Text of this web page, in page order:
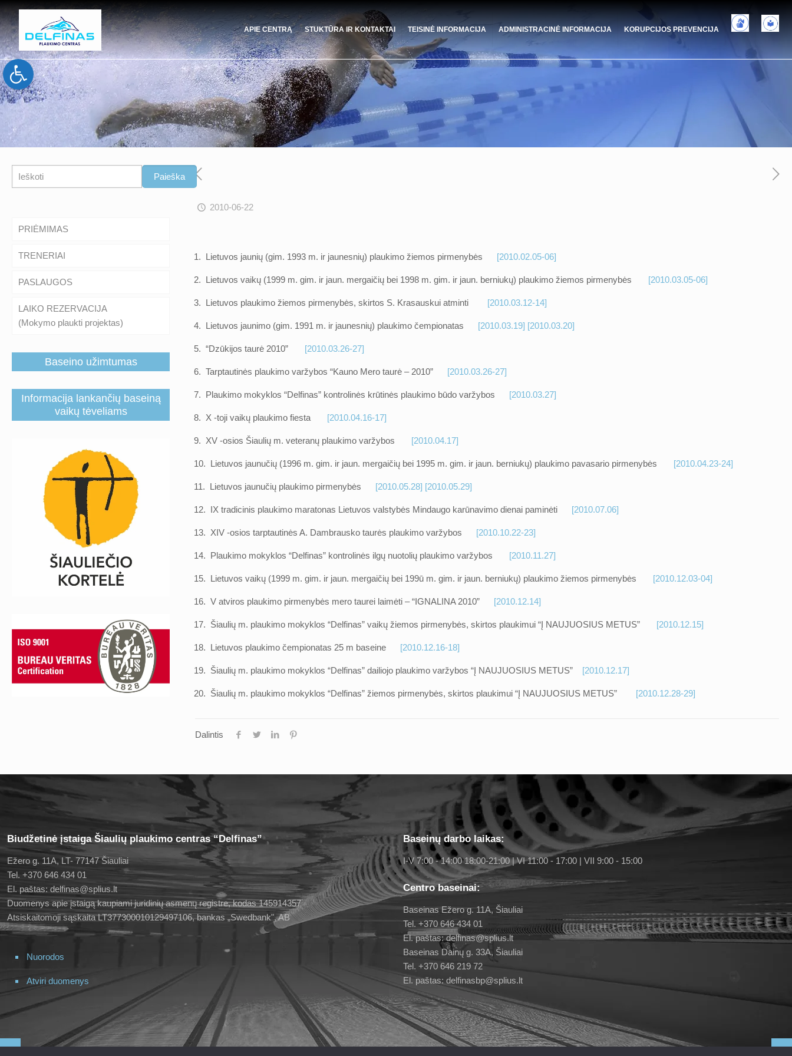
Open toolbar
APIE CENTRĄ STUKTŪRA IR KONTAKTAI TEISINĖ INFORMACIJA ADMINISTRACINĖ INFORMACIJA KORUPCIJOS PREVENCIJA
2010-06-22
1. Lietuvos jaunių (gim. 1993 m. ir jaunesnių) plaukimo žiemos pirmenybės [2010.02.05-06]
2. Lietuvos vaikų (1999 m. gim. ir jaun. mergaičių bei 1998 m. gim. ir jaun. berniukų) plaukimo žiemos pirmenybės [2010.03.05-06]
3. Lietuvos plaukimo žiemos pirmenybės, skirtos S. Krasauskui atminti [2010.03.12-14]
4. Lietuvos jaunimo (gim. 1991 m. ir jaunesnių) plaukimo čempionatas [2010.03.19] [2010.03.20]
5. “Dzūkijos taurė 2010” [2010.03.26-27]
6. Tarptautinės plaukimo varžybos “Kauno Mero taurė – 2010” [2010.03.26-27]
7. Plaukimo mokyklos “Delfinas” kontrolinės krūtinės plaukimo būdo varžybos [2010.03.27]
8. X -toji vaikų plaukimo fiesta [2010.04.16-17]
9. XV -osios Šiaulių m. veteranų plaukimo varžybos [2010.04.17]
10. Lietuvos jaunučių (1996 m. gim. ir jaun. mergaičių bei 1995 m. gim. ir jaun. berniukų) plaukimo pavasario pirmenybės [2010.04.23-24]
11. Lietuvos jaunučių plaukimo pirmenybės [2010.05.28] [2010.05.29]
12. IX tradicinis plaukimo maratonas Lietuvos valstybės Mindaugo karūnavimo dienai paminėti [2010.07.06]
13. XIV -osios tarptautinės A. Dambrausko taurės plaukimo varžybos [2010.10.22-23]
14. Plaukimo mokyklos “Delfinas” kontrolinės ilgų nuotolių plaukimo varžybos [2010.11.27]
15. Lietuvos vaikų (1999 m. gim. ir jaun. mergaičių bei 199ū m. gim. ir jaun. berniukų) plaukimo žiemos pirmenybės [2010.12.03-04]
16. V atviros plaukimo pirmenybės mero taurei laimėti – “IGNALINA 2010” [2010.12.14]
17. Šiaulių m. plaukimo mokyklos “Delfinas” vaikų žiemos pirmenybės, skirtos plaukimui “Į NAUJUOSIUS METUS” [2010.12.15]
18. Lietuvos plaukimo čempionatas 25 m baseine [2010.12.16-18]
19. Šiaulių m. plaukimo mokyklos “Delfinas” dailiojo plaukimo varžybos “Į NAUJUOSIUS METUS” [2010.12.17]
20. Šiaulių m. plaukimo mokyklos “Delfinas” žiemos pirmenybės, skirtos plaukimui “Į NAUJUOSIUS METUS” [2010.12.28-29]
Dalintis
Paieška Paieška
PRIĖMIMAS
TRENERIAI
PASLAUGOS
LAIKO REZERVACIJA
(Mokymo plaukti projektas)
Baseino užimtumas
Informacija lankančių baseiną
vaikų tėveliams
Biudžetinė įstaiga Šiaulių plaukimo centras “Delfinas”
Ežero g. 11A, LT- 77147 Šiauliai
Tel. +370 646 434 01
El. paštas: delfinas@splius.lt
Duomenys apie įstaigą kaupiami juridinių asmenų registre, kodas 145914357
Atsiskaitomoji sąskaita LT377300010129497106, bankas „Swedbank", AB
Nuorodos
Atviri duomenys
Baseinų darbo laikas:
I-V 7:00 - 14:00 18:00-21:00 | VI 11:00 - 17:00 | VII 9:00 - 15:00
Centro baseinai:
Baseinas Ežero g. 11A, Šiauliai
Tel. +370 646 434 01
El. paštas: delfinas@splius.lt
Baseinas Dainų g. 33A, Šiauliai
Tel. +370 646 219 72
El. paštas: delfinasbp@splius.lt